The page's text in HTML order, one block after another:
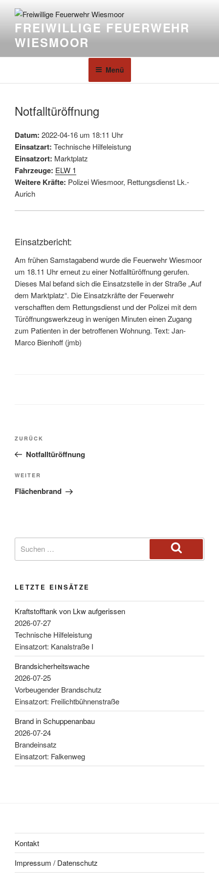
FREIWILLIGE FEUERWEHR
WIESMOOR
Menü
Notfalltüröffnung
Datum: 2022-04-16 um 18:11 Uhr
Einsatzart: Technische Hilfeleistung
Einsatzort: Marktplatz
Fahrzeuge: ELW 1
Weitere Kräfte: Polizei Wiesmoor, Rettungsdienst Lk.-
Aurich
Einsatzbericht:
Am frühen Samstagabend wurde die Feuerwehr Wiesmoor
um 18.11 Uhr erneut zu einer Notfalltüröffnung gerufen.
Dieses Mal befand sich die Einsatzstelle in der Straße „Auf
dem Marktplatz“. Die Einsatzkräfte der Feuerwehr
verschafften dem Rettungsdienst und der Polizei mit dem
Türöffnungswerkzeug in wenigen Minuten einen Zugang
zum Patienten in der betroffenen Wohnung. Text: Jan-
Marco Bienhoff (jmb)
ZURÜCK
Notfalltüröffnung
WEITER
Flächenbrand
LETZTE EINSÄTZE
Kraftstofftank von Lkw aufgerissen
2026-07-27
Technische Hilfeleistung
Einsatzort: Kanalstraße I
Brandsicherheitswache
2026-07-25
Vorbeugender Brandschutz
Einsatzort: Freilichtbühnenstraße
Brand in Schuppenanbau
2026-07-24
Brandeinsatz
Einsatzort: Falkenweg
Kontakt
Impressum / Datenschutz